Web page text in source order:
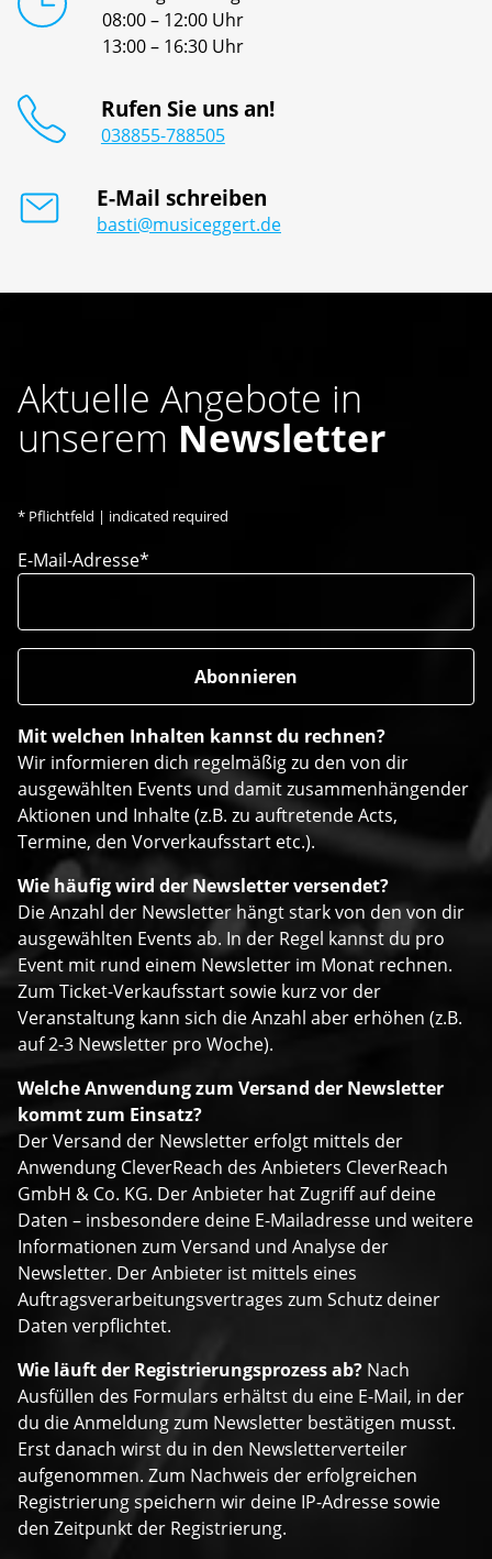
08:00 – 12:00 Uhr
13:00 – 16:30 Uhr
Rufen Sie uns an!
038855-788505
E-Mail schreiben
basti@musiceggert.de
Aktuelle Angebote in
unserem Newsletter
* Pflichtfeld | indicated required
E-Mail-Adresse*
Mit welchen Inhalten kannst du rechnen?
Wir informieren dich regelmäßig zu den von dir
ausgewählten Events und damit zusammenhängender
Aktionen und Inhalte (z.B. zu auftretende Acts,
Termine, den Vorverkaufsstart etc.).
Wie häufig wird der Newsletter versendet?
Die Anzahl der Newsletter hängt stark von den von dir
ausgewählten Events ab. In der Regel kannst du pro
Event mit rund einem Newsletter im Monat rechnen.
Zum Ticket-Verkaufsstart sowie kurz vor der
Veranstaltung kann sich die Anzahl aber erhöhen (z.B.
auf 2-3 Newsletter pro Woche).
Welche Anwendung zum Versand der Newsletter
kommt zum Einsatz?
Der Versand der Newsletter erfolgt mittels der
Anwendung CleverReach des Anbieters CleverReach
GmbH & Co. KG. Der Anbieter hat Zugriff auf deine
Daten – insbesondere deine E-Mailadresse und weitere
Informationen zum Versand und Analyse der
Newsletter. Der Anbieter ist mittels eines
Auftragsverarbeitungsvertrages zum Schutz deiner
Daten verpflichtet.
Wie läuft der Registrierungsprozess ab? Nach
Ausfüllen des Formulars erhältst du eine E-Mail, in der
du die Anmeldung zum Newsletter bestätigen musst.
Erst danach wirst du in den Newsletterverteiler
aufgenommen. Zum Nachweis der erfolgreichen
Registrierung speichern wir deine IP-Adresse sowie
den Zeitpunkt der Registrierung.